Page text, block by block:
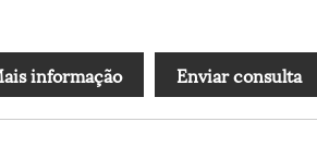
informação Enviar consulta